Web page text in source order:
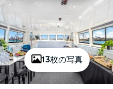
13枚の写真